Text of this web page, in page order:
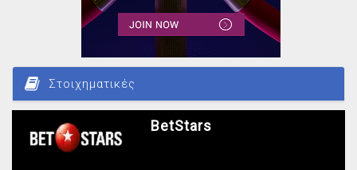
Στοιχηματικές
BetStars